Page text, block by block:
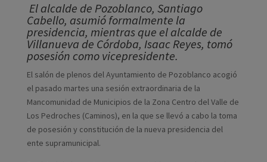
El alcalde de Pozoblanco, Santiago
Cabello, asumió formalmente la
presidencia, mientras que el alcalde de
Villanueva de Córdoba, Isaac Reyes, tomó
posesión como vicepresidente.
El salón de plenos del Ayuntamiento de Pozoblanco acogió
el pasado martes una sesión extraordinaria de la
Mancomunidad de Municipios de la Zona Centro del Valle de
Los Pedroches (Caminos), en la que se llevó a cabo la toma
de posesión y constitución de la nueva presidencia del
ente supramunicipal.